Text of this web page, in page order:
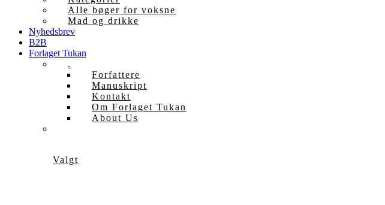
Alle bøger for voksne
Mad og drikke
Nyhedsbrev
B2B
Forlaget Tukan
.
Forfattere
Manuskript
Kontakt
Om Forlaget Tukan
About Us
Valgt